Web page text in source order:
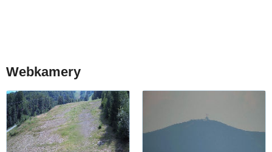
Webkamery